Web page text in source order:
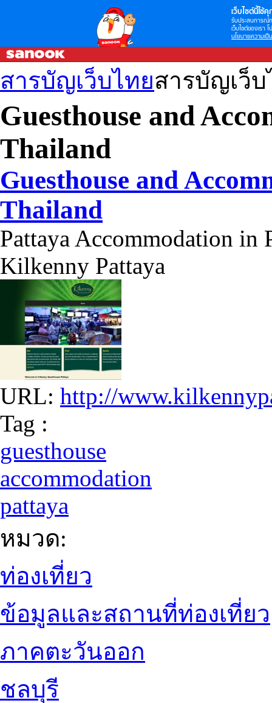
เว็บไซต์นี้ใช้คุ
รับประสบการณ์
เว็บไซต์ของเรา
นโยบายความเป็
สารบัญเว็บไทยสารบัญเว็
Guesthouse and
Thailand
Guesthouse and
Thailand
Pattaya Accommodation in
Kilkenny Pattaya
URL: http://
Tag :
guesthouse
accommodation
pattaya
หมวด:
ท่องเที่ยว
ข้อมูลและสถานที่ท่องเที่ยว
ภาคตะวันออก
ชลบุรี